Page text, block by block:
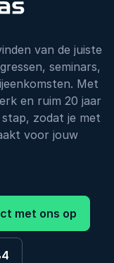
van de juiste
seminars,
Met
en ruim 20 jaar
stap, zodat je met
voor jouw
met ons op